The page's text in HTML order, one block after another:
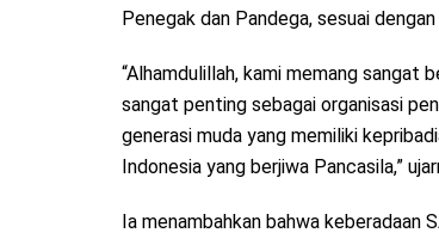
Penegak dan Pandega, sesuai
“Alhamdulillah, kami memang sangat
sangat penting sebagai organisasi
generasi muda yang memiliki
Indonesia yang berjiwa Pancasila,”
Ia menambahkan bahwa keberadaan